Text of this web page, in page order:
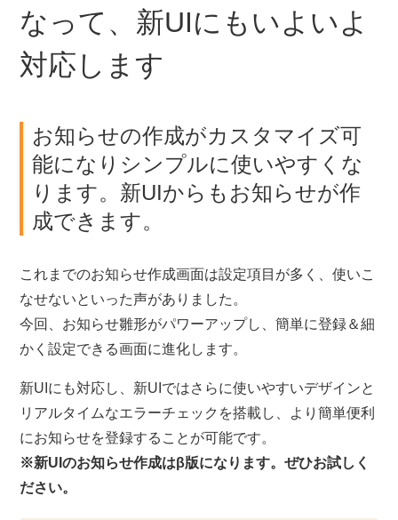
なって、新UIにもいよいよ
対応します
お知らせの作成がカスタマイズ可
能になりシンプルに使いやすくな
ります。新UIからもお知らせが作
成できます。
これまでのお知らせ作成画面は設定項目が多く、使いこ
なせないといった声がありました。
今回、お知らせ雛形がパワーアップし、簡単に登録＆細
かく設定できる画面に進化します。
新UIにも対応し、新UIではさらに使いやすいデザインと
リアルタイムなエラーチェックを搭載し、より簡単便利
にお知らせを登録することが可能です。
※新UIのお知らせ作成はβ版になります。ぜひお試しく
ださい。